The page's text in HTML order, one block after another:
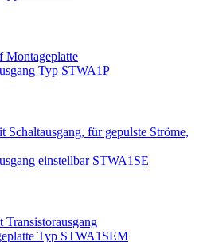
Montageplatte
für gepulste Ströme,